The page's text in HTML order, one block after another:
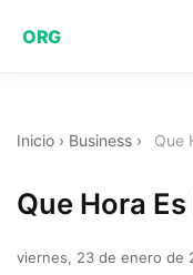
ORG
Inicio › Business › Que
Que Hora
viernes, 23 de enero de